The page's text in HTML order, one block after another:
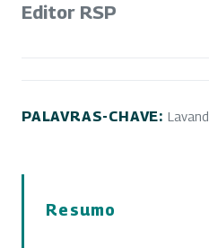
Editor RSP
PALAVRAS-CHAVE:
Resumo